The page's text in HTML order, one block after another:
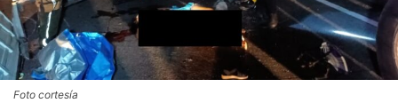
Foto cortesía